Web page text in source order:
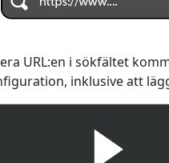
URL:en i sökfältet
inklusive att